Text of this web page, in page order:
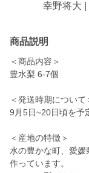
幸野将大 |
商品説明
＜商品内容＞
豊水梨 6-7個
＜発送時期について
9月5日~20日頃を予
＜産地の特徴＞
水の豊かな町、愛
作っています。